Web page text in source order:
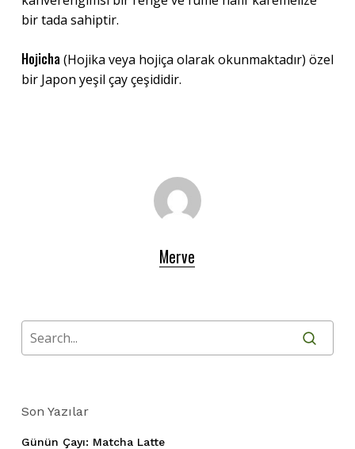
bir tada sahiptir.
Hojicha (Hojika veya hojiça olarak okunmaktadır) özel
bir Japon yeşil çay çeşididir.
Merve
Son Yazılar
Günün Çayı: Matcha Latte